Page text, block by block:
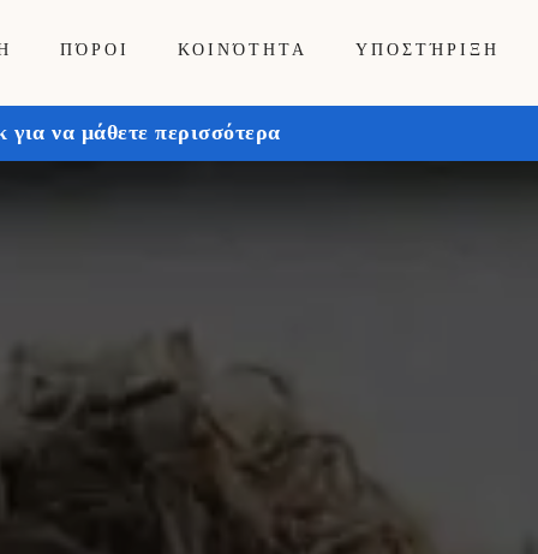
ΠΌΡΟΙ ΚΟΙΝΌΤΗΤΑ ΥΠΟΣΤΉΡΙΞΗ
να μάθετε περισσότερα